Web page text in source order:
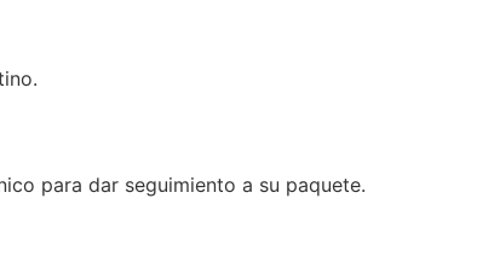
para dar seguimiento a su paquete.